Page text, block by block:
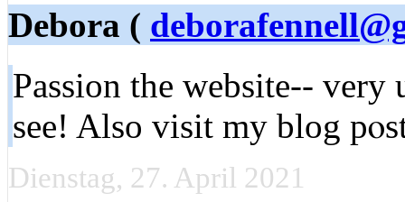
Debora (
Passіon the wеbsite-- very
see! Also visit my blog
Dienstag, 27. April 2021